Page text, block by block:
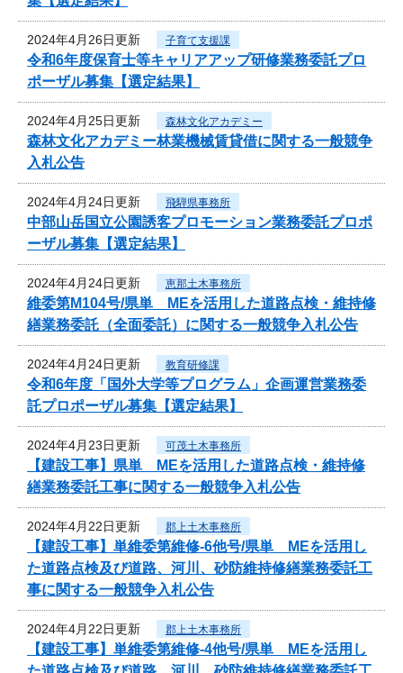
2024年4月26日更新 子育て支援課
令和6年度保育士等キャリアアップ研修業務委託プロ
ポーザル募集【選定結果】
2024年4月25日更新 森林文化アカデミー
森林文化アカデミー林業機械賃貸借に関する一般競争
入札公告
2024年4月24日更新 飛騨県事務所
中部山岳国立公園誘客プロモーション業務委託プロポ
ーザル募集【選定結果】
2024年4月24日更新 恵那土木事務所
維委第M104号/県単 MEを活用した道路点検・維持修
繕業務委託（全面委託）に関する一般競争入札公告
2024年4月24日更新 教育研修課
令和6年度「国外大学等プログラム」企画運営業務委
託プロポーザル募集【選定結果】
2024年4月23日更新 可茂土木事務所
【建設工事】県単 MEを活用した道路点検・維持修
繕業務委託工事に関する一般競争入札公告
2024年4月22日更新 郡上土木事務所
【建設工事】単維委第維修‐6他号/県単 MEを活用し
た道路点検及び道路、河川、砂防維持修繕業務委託工
事に関する一般競争入札公告
2024年4月22日更新 郡上土木事務所
【建設工事】単維委第維修‐4他号/県単 MEを活用し